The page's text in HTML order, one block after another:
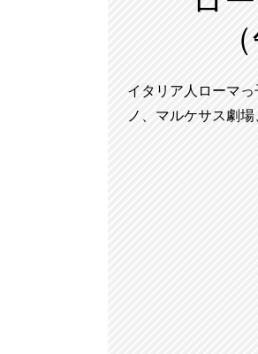
イタリア人ローマ
ノ、マルケサス劇